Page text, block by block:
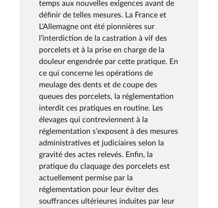
temps aux nouvelles exigences avant de
définir de telles mesures. La France et
L'Allemagne ont été pionnières sur
l'interdiction de la castration à vif des
porcelets et à la prise en charge de la
douleur engendrée par cette pratique. En
ce qui concerne les opérations de
meulage des dents et de coupe des
queues des porcelets, la réglementation
interdit ces pratiques en routine. Les
élevages qui contreviennent à la
réglementation s'exposent à des mesures
administratives et judiciaires selon la
gravité des actes relevés. Enfin, la
pratique du claquage des porcelets est
actuellement permise par la
réglementation pour leur éviter des
souffrances ultérieures induites par leur